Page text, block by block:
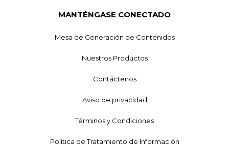
MANTÉNGASE CONECTADO
Mesa de Generación de Contenidos
Nuestros Productos
Contáctenos
Aviso de privacidad
Términos y Condiciones
Política de Tratamiento de Información